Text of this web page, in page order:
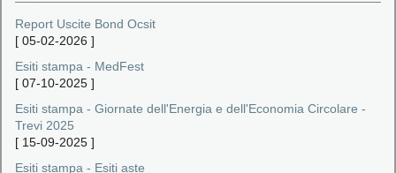
Report Uscite Bond Ocsit
[ 05-02-2026 ]
Esiti stampa - MedFest
[ 07-10-2025 ]
Esiti stampa - Giornate dell'Energia e dell'Economia Circolare -
Trevi 2025
[ 15-09-2025 ]
Esiti stampa - Esiti aste